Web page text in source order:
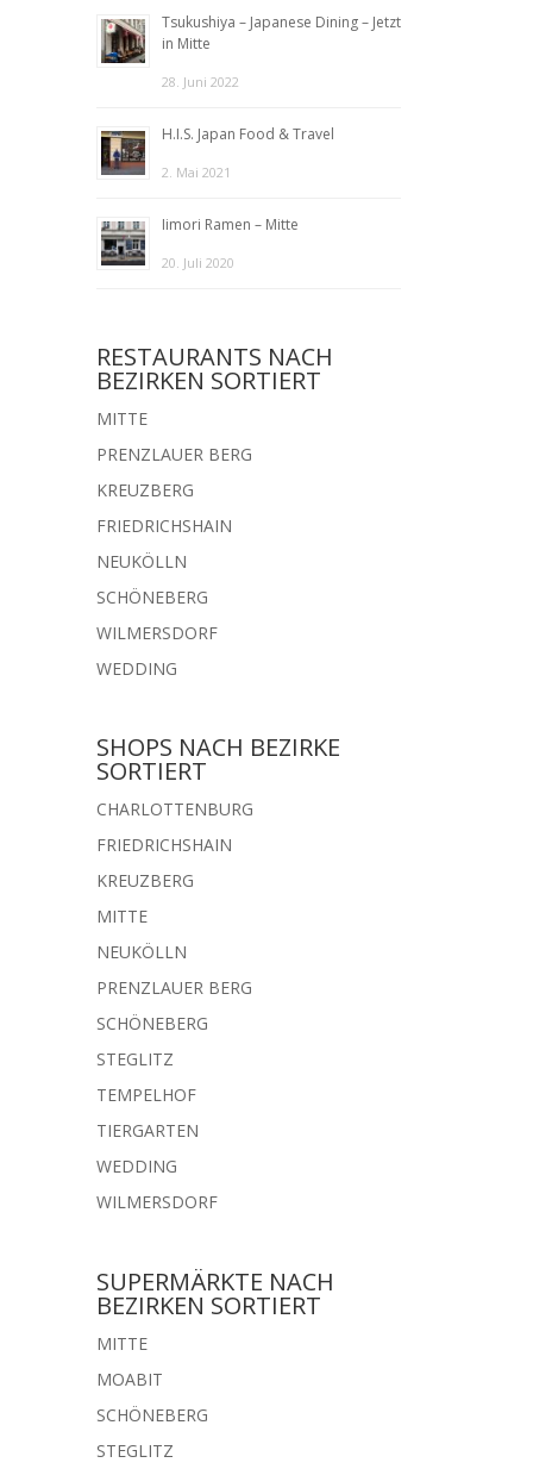
Tsukushiya – Japanese Dining – Jetzt
in Mitte
28. Juni 2022
H.I.S. Japan Food & Travel
2. Mai 2021
Iimori Ramen – Mitte
20. Juli 2020
RESTAURANTS NACH
BEZIRKEN SORTIERT
MITTE
PRENZLAUER BERG
KREUZBERG
FRIEDRICHSHAIN
NEUKÖLLN
SCHÖNEBERG
WILMERSDORF
WEDDING
SHOPS NACH BEZIRKE
SORTIERT
CHARLOTTENBURG
FRIEDRICHSHAIN
KREUZBERG
MITTE
NEUKÖLLN
PRENZLAUER BERG
SCHÖNEBERG
STEGLITZ
TEMPELHOF
TIERGARTEN
WEDDING
WILMERSDORF
SUPERMÄRKTE NACH
BEZIRKEN SORTIERT
MITTE
MOABIT
SCHÖNEBERG
STEGLITZ